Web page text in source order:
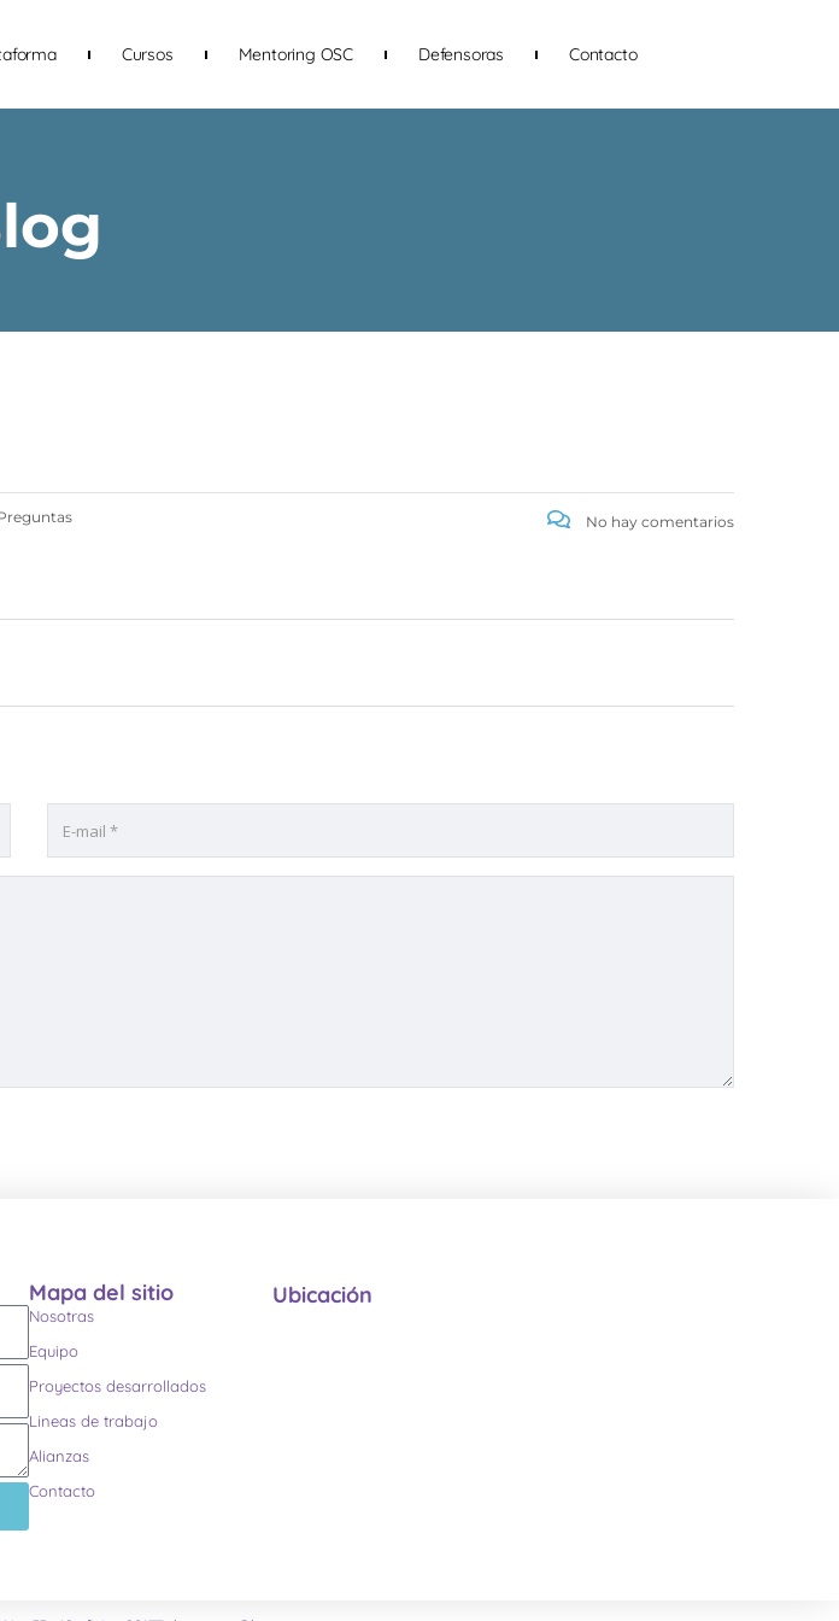
Cursos Mentoring OSC Defensoras Contacto
No hay comentarios
Mapa del sitio
Nosotras
Equipo
Proyectos desarrollados
Lineas de trabajo
Alianzas
Contacto
Ubicación